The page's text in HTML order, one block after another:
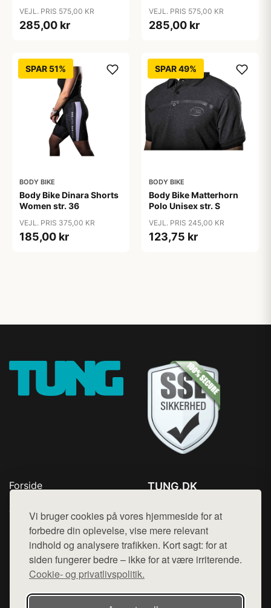
Vi bruger cookies på vores hjemmeside for at
forbedre din oplevelse, vise mere relevant
indhold og analysere trafikken. Kort sagt: for at
siden fungerer bedre – ikke for at være irriterende.
Cookie- og privatlivspolitik.
VEJL. PRIS 575,00 KR
285,00 kr
VEJL. PRIS 575,00 KR
285,00 kr
SPAR 51%
BODY BIKE
Body Bike Dinara Shorts
Women str. 36
VEJL. PRIS 375,00 KR
185,00 kr
SPAR 49%
BODY BIKE
Body Bike Matterhorn
Polo Unisex str. S
VEJL. PRIS 245,00 KR
123,75 kr
Forside
Top Rabatter
Kontakt
TUNG.DK
Mail: hej@want.dk
Cookie- og privatlivspolitik